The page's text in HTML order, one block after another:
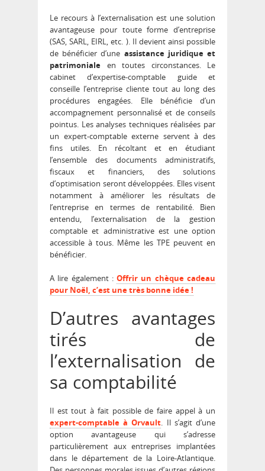
Le recours à l’externalisation est une solution
avantageuse pour toute forme d’entreprise
(SAS, SARL, EIRL, etc. ). Il devient ainsi possible
de bénéficier d’une assistance juridique et
patrimoniale en toutes circonstances. Le
cabinet d’expertise-comptable guide et
conseille l’entreprise cliente tout au long des
procédures engagées. Elle bénéficie d’un
accompagnement personnalisé et de conseils
pointus. Les analyses techniques réalisées par
un expert-comptable externe servent à des
fins utiles. En récoltant et en étudiant
l’ensemble des documents administratifs,
fiscaux et financiers, des solutions
d’optimisation seront développées. Elles visent
notamment à améliorer les résultats de
l’entreprise en termes de rentabilité. Bien
entendu, l’externalisation de la gestion
comptable et administrative est une option
accessible à tous. Même les TPE peuvent en
bénéficier.
A lire également :Offrir un chèque cadeau
pour Noël, c’est une très bonne idée !
D’autres avantages
tirés de
l’externalisation de
sa comptabilité
Il est tout à fait possible de faire appel à un
expert-comptable à Orvault. Il s’agit d’une
option avantageuse qui s’adresse
particulièrement aux entreprises implantées
dans le département de la Loire-Atlantique.